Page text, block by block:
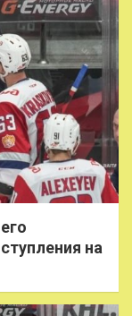
на